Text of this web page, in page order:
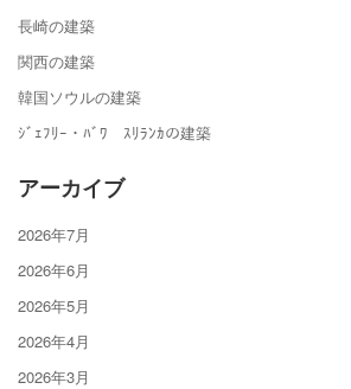
長崎の建築
関西の建築
韓国ソウルの建築
ｼﾞｪﾌﾘｰ・ﾊﾞﾜ ｽﾘﾗﾝｶの建築
アーカイブ
2026年7月
2026年6月
2026年5月
2026年4月
2026年3月